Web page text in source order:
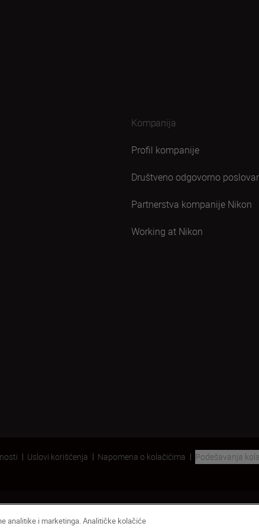
Kompanija
Profil kompanije
Društveno odgovorno
Partnerstva kompanije Nikon
Working at Nikon
Uslovi korišćenja Napomena o kolačićima
Podešavanja
analitike i marketinga. Analitičke kolačiće